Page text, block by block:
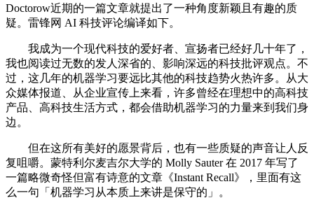
Doctorow近期的一篇文章就提出了一种角度新颖且有趣的质
疑。雷锋网 AI 科技评论编译如下。
我成为一个现代科技的爱好者、宣扬者已经好几十年了，
我也阅读过无数的发人深省的、影响深远的科技批评观点。不
过，这几年的机器学习要远比其他的科技趋势火热许多。从大
众媒体报道、从企业宣传上来看，许多曾经在理想中的高科技
产品、高科技生活方式，都会借助机器学习的力量来到我们身
边。
但在这所有美好的愿景背后，也有一些质疑的声音让人反
复咀嚼。蒙特利尔麦吉尔大学的 Molly Sauter 在 2017 年写了
一篇略微奇怪但富有诗意的文章《Instant Recall》，里面有这
么一句「机器学习从本质上来讲是保守的」。